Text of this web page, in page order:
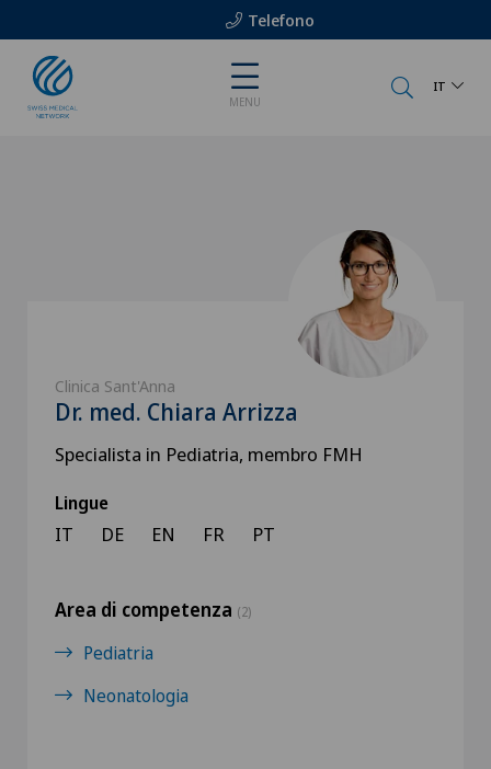
Telefono
MENU
IT
Clinica Sant'Anna
Dr. med. Chiara Arrizza
Specialista in Pediatria, membro FMH
Lingue
IT DE EN FR PT
Area di competenza (2)
Pediatria
Neonatologia